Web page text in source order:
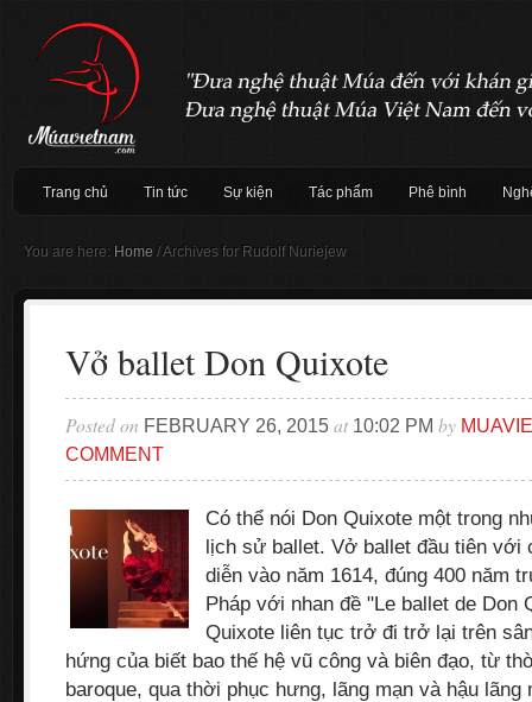
Trang chủ Tin tức Sự kiện Tác phẩm Phê bình
You are here: Home /Archives for Rudolf Nuriejew
Vở ballet Don Quixote
Posted on FEBRUARY 26, 2015 at 10:02 PM by
COMMENT
Có thể nói Don Quixote một trong
lịch sử ballet. Vở ballet đầu tiên với
diễn vào năm 1614, đúng 400 năm
Pháp với nhan đề "Le ballet de Don
Quixote liên tục trở đi trở lại trên
hứng của biết bao thế hệ vũ công và biên đạo, từ
baroque, qua thời phục hưng, lãng mạn và hậu